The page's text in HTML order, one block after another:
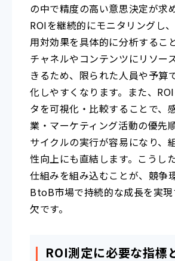
の中で精度の高い意思決定が求
ROIを継続的にモニタリングし
用対効果を具体的に分析するこ
チャネルやコンテンツにリソー
きるため、限られた人員や予算
化しやすくなります。また、
タを可視化・比較することで、
業・マーケティング活動の優先
サイクルの実行が容易になり、
性向上にも直結します。こうし
仕組みを組み込むことが、競争
BtoB市場で持続的な成長を実
欠です。
ROI測定に必要な指標